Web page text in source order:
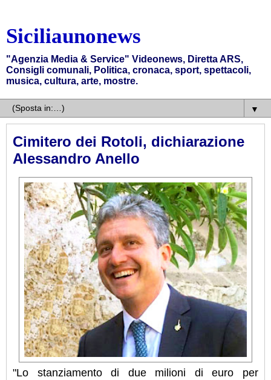
Siciliaunonews
"Agenzia Media & Service" Videonews, Diretta ARS,
Consigli comunali, Politica, cronaca, sport, spettacoli,
musica, cultura, arte, mostre.
▼
Cimitero dei Rotoli, dichiarazione
Alessandro Anello
"Lo stanziamento di due milioni di euro per